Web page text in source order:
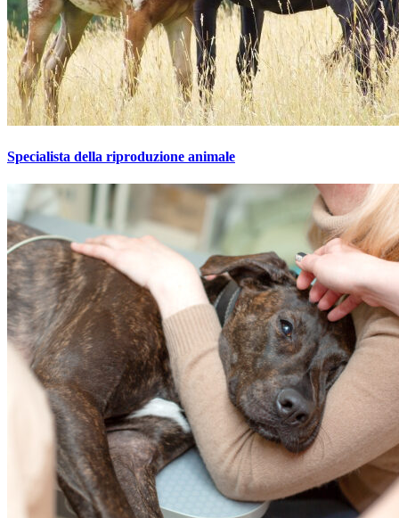
Specialista della riproduzione animale